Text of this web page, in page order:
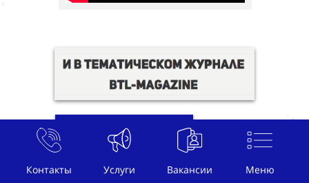
Контакты Услуги Вакансии Меню